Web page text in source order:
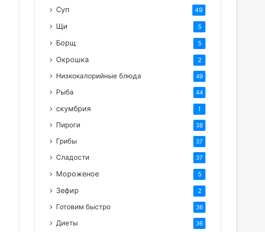
Суп 49
Щи 5
Борщ 5
Окрошка 2
Низкокалорийные блюда 49
Рыба 44
скумбрия 1
Пироги 38
Грибы 37
Сладости 37
Мороженое 5
Зефир 2
Готовим быстро 36
Диеты 36